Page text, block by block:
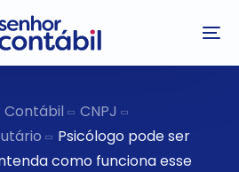
Contábil
CNPJ
Psicólogo pode ser
como funciona esse